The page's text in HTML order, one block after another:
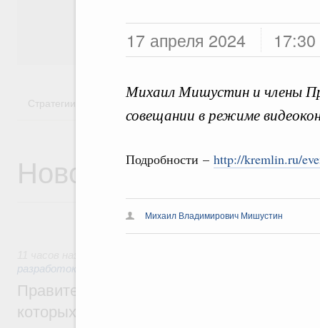
17 апреля 2024 17:30
Михаил Мишустин и члены
совещании в режиме
Подробности – http://kremlin.ru/
Михаил Владимирович Мишустин
Общество
Государство
Стратегии Государственные программы
Новости
разработок
Правительство расширило перечень
которых освобождаются от НДФЛ